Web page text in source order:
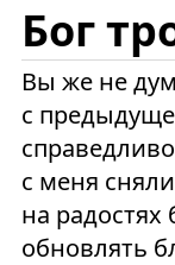
Бог
Вы же не
с
с меня
на радостях
обновлять